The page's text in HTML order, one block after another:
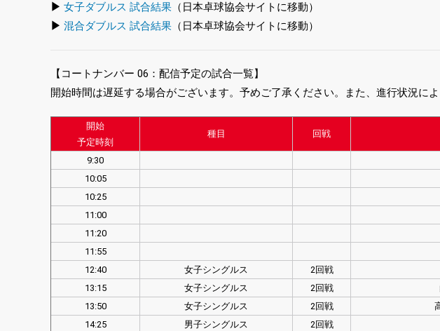
▶ 女子ダブルス 試合結果 （日本卓球協会サイトに移動）
▶ 混合ダブルス 試合結果 （日本卓球協会サイトに移動）
【コートナンバー 06：配信予定の試合一覧】
開始時間は遅延する場合がございます。予めご了承ください。また、進行状況に
開始
予定時刻
種目 回戦
9:30
10:05
10:25
11:00
11:20
11:55
12:40
女子シングルス 2回戦
13:15
女子シングルス 2回戦
13:50
女子シングルス 2回戦
14:25
男子シングルス 2回戦